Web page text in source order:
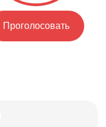
Проголосовать